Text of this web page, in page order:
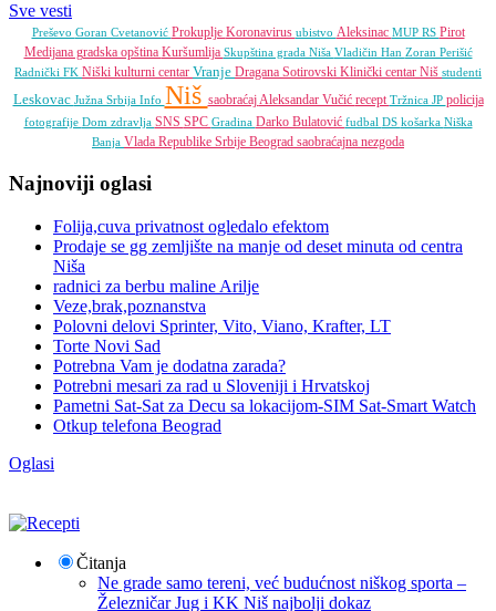
Sve vesti
Preševo Goran Cvetanović Prokuplje Koronavirus ubistvo Aleksinac MUP RS Pirot
Medijana gradska opština Kuršumlija Skupština grada Niša Vladičin Han Zoran Perišić
Radnički FK Niški kulturni centar Vranje Dragana Sotirovski Klinički centar Niš studenti
Leskovac Južna Srbija Info Niš saobraćajAleksandar Vučić receptTržnica JP policija
fotografije Dom zdravlja SNS SPC Gradina Darko Bulatović fudbal DS košarka Niška
Banja Vlada Republike Srbije Beograd saobraćajna nezgoda
Najnoviji oglasi
Folija,cuva privatnost ogledalo efektom
Prodaje se gg zemljište na manje od deset minuta od centra
Niša
radnici za berbu maline Arilje
Veze,brak,poznanstva
Polovni delovi Sprinter, Vito, Viano, Krafter, LT
Torte Novi Sad
Potrebna Vam je dodatna zarada?
Potrebni mesari za rad u Sloveniji i Hrvatskoj
Pametni Sat-Sat za Decu sa lokacijom-SIM Sat-Smart Watch
Otkup telefona Beograd
Oglasi
Čitanja
Ne grade samo tereni, već budućnost niškog sporta –
Železničar Jug i KK Niš najbolji dokaz